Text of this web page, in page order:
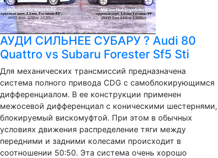
АУДИ СИЛЬНЕЕ СУБАРУ ? Audi 80
Quattro vs Subaru Forester Sf5 Sti
Для механических трансмиссий предназначена
система полного привода CDG с самоблокирующимся
дифференциалом. В ее конструкции применен
межосевой дифференциал с коническими шестернями,
блокируемый вискомуфтой. При этом в обычных
условиях движения распределение тяги между
передними и задними колесами происходит в
соотношении 50:50. Эта система очень хорошо